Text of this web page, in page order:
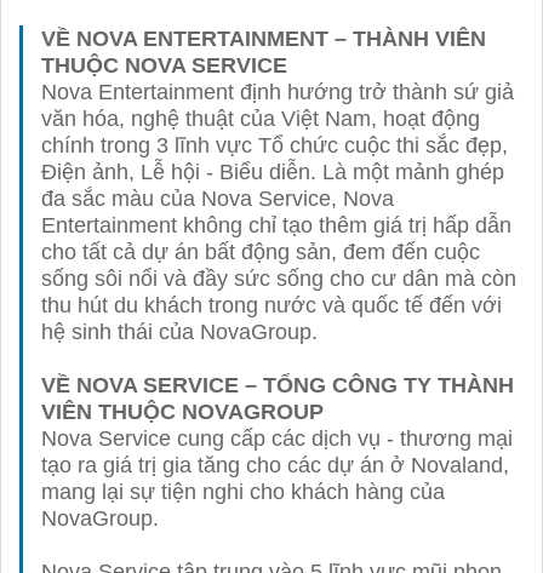
VỀ NOVA ENTERTAINMENT – THÀNH VIÊN
THUỘC NOVA SERVICE
Nova Entertainment định hướng trở thành sứ giả
văn hóa, nghệ thuật của Việt Nam, hoạt động
chính trong 3 lĩnh vực Tổ chức cuộc thi sắc đẹp,
Điện ảnh, Lễ hội - Biểu diễn. Là một mảnh ghép
đa sắc màu của Nova Service, Nova
Entertainment không chỉ tạo thêm giá trị hấp dẫn
cho tất cả dự án bất động sản, đem đến cuộc
sống sôi nổi và đầy sức sống cho cư dân mà còn
thu hút du khách trong nước và quốc tế đến với
hệ sinh thái của NovaGroup.
VỀ NOVA SERVICE – TỔNG CÔNG TY THÀNH
VIÊN THUỘC NOVAGROUP
Nova Service cung cấp các dịch vụ - thương mại
tạo ra giá trị gia tăng cho các dự án ở Novaland,
mang lại sự tiện nghi cho khách hàng của
NovaGroup.